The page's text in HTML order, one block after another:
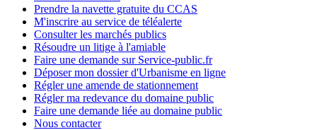
Prendre la navette gratuite du CCAS
M'inscrire au service de téléalerte
Consulter les marchés publics
Résoudre un litige à l'amiable
Faire une demande sur Service-public.fr
Déposer mon dossier d'Urbanisme en ligne
Régler une amende de stationnement
Régler ma redevance du domaine public
Faire une demande liée au domaine public
Nous contacter